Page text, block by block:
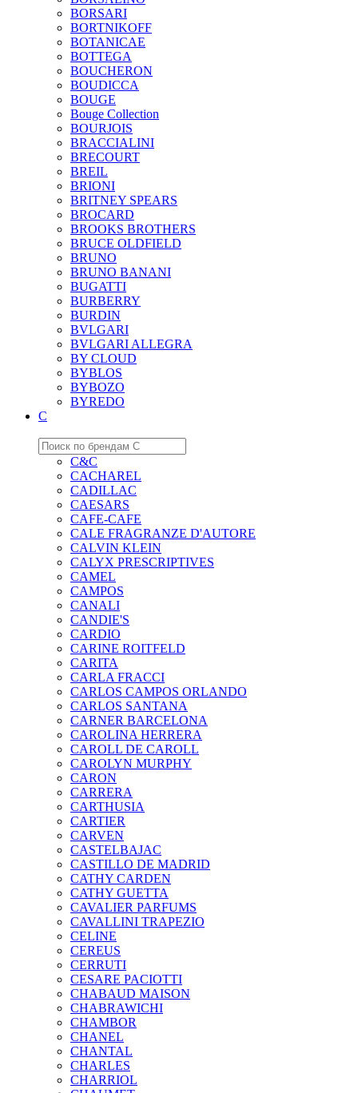
BORSARI
BORTNIKOFF
BOTANICAE
BOTTEGA
BOUCHERON
BOUDICCA
BOUGE
Bouge Collection
BOURJOIS
BRACCIALINI
BRECOURT
BREIL
BRIONI
BRITNEY SPEARS
BROCARD
BROOKS BROTHERS
BRUCE OLDFIELD
BRUNO
BRUNO BANANI
BUGATTI
BURBERRY
BURDIN
BVLGARI
BVLGARI ALLEGRA
BY CLOUD
BYBLOS
BYBOZO
BYREDO
C
C&C
CACHAREL
CADILLAC
CAESARS
CAFE-CAFE
CALE FRAGRANZE D'AUTORE
CALVIN KLEIN
CALYX PRESCRIPTIVES
CAMEL
CAMPOS
CANALI
CANDIE'S
CARDIO
CARINE ROITFELD
CARITA
CARLA FRACCI
CARLOS CAMPOS ORLANDO
CARLOS SANTANA
CARNER BARCELONA
CAROLINA HERRERA
CAROLL DE CAROLL
CAROLYN MURPHY
CARON
CARRERA
CARTHUSIA
CARTIER
CARVEN
CASTELBAJAC
CASTILLO DE MADRID
CATHY CARDEN
CATHY GUETTA
CAVALIER PARFUMS
CAVALLINI TRAPEZIO
CELINE
CEREUS
CERRUTI
CESARE PACIOTTI
CHABAUD MAISON
CHABRAWICHI
CHAMBOR
CHANEL
CHANTAL
CHARLES
CHARRIOL